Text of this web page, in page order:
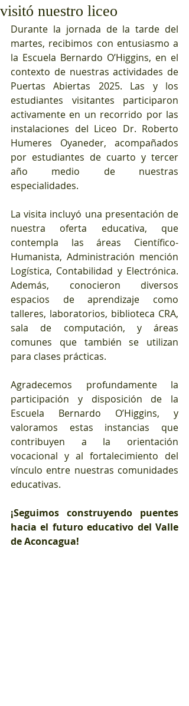
visitó nuestro liceo
Durante la jornada de la tarde del
martes, recibimos con entusiasmo a
la Escuela Bernardo O’Higgins, en el
contexto de nuestras actividades de
Puertas Abiertas 2025. Las y los
estudiantes visitantes participaron
activamente en un recorrido por las
instalaciones del Liceo Dr. Roberto
Humeres Oyaneder, acompañados
por estudiantes de cuarto y tercer
año medio de nuestras
especialidades.
La visita incluyó una presentación de
nuestra oferta educativa, que
contempla las áreas Científico-
Humanista, Administración mención
Logística, Contabilidad y Electrónica.
Además, conocieron diversos
espacios de aprendizaje como
talleres, laboratorios, biblioteca CRA,
sala de computación, y áreas
comunes que también se utilizan
para clases prácticas.
Agradecemos profundamente la
participación y disposición de la
Escuela Bernardo O’Higgins, y
valoramos estas instancias que
contribuyen a la orientación
vocacional y al fortalecimiento del
vínculo entre nuestras comunidades
educativas.
¡Seguimos construyendo puentes
hacia el futuro educativo del Valle
de Aconcagua!